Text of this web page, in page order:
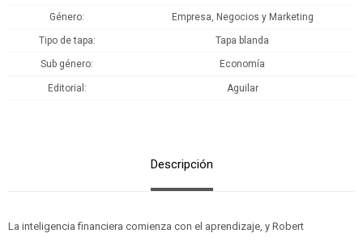
Género Empresa, Negocios y Marketing
Tipo de tapa Tapa blanda
Sub género Economía
Editorial Aguilar
Descripción
La inteligencia financiera comienza con el aprendizaje, y Robert